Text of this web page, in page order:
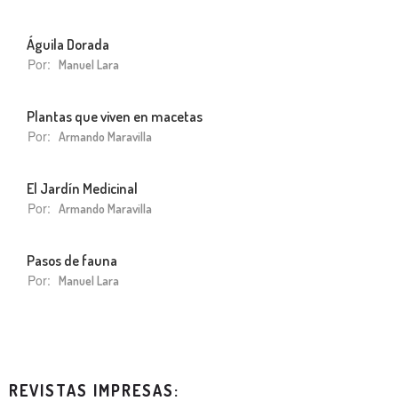
Águila Dorada
Por: Manuel Lara
Plantas que viven en macetas
Por: Armando Maravilla
El Jardín Medicinal
Por: Armando Maravilla
Pasos de fauna
Por: Manuel Lara
REVISTAS IMPRESAS: